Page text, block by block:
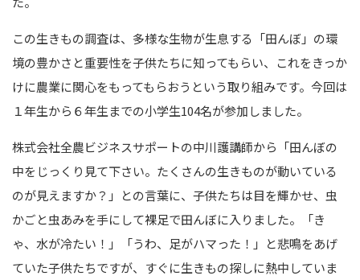
この生きもの調査は、多様な生物が生息する「田んぼ」の環
境の豊かさと重要性を子供たちに知ってもらい、これをきっか
けに農業に関心をもってもらおうという取り組みです。今回は
１年生から６年生までの小学生104名が参加しました。
株式会社全農ビジネスサポートの中川護講師から「田んぼの
中をじっくり見て下さい。たくさんの生きものが動いている
のが見えますか？」との言葉に、子供たちは目を輝かせ、虫
かごと虫あみを手にして裸足で田んぼに入りました。「き
ゃ、水が冷たい！」「うわ、足がハマった！」と悲鳴をあげ
ていた子供たちですが、すぐに生きもの探しに熱中していま